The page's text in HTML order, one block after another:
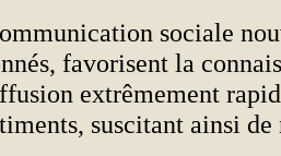
sociale
favorisent la
extrêmement
suscitant ainsi de